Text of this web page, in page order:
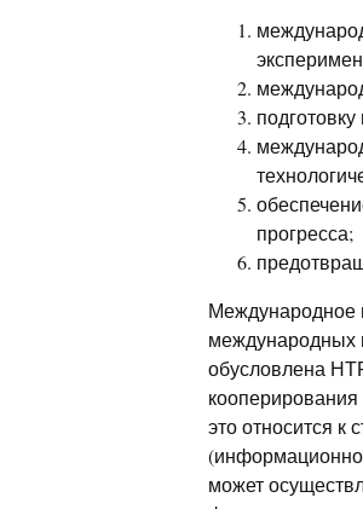
подготовку
прогресса;
Международное
международных
обусловлена
это относится к
может